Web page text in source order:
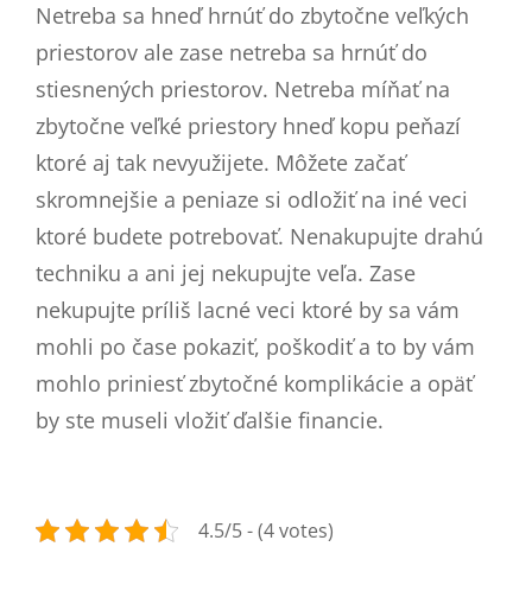
Netreba sa hneď hrnúť do zbytočne veľkých
priestorov ale zase netreba sa hrnúť do
stiesnených priestorov. Netreba míňať na
zbytočne veľké priestory hneď kopu peňazí
ktoré aj tak nevyužijete. Môžete začať
skromnejšie a peniaze si odložiť na iné veci
ktoré budete potrebovať. Nenakupujte drahú
techniku a ani jej nekupujte veľa. Zase
nekupujte príliš lacné veci ktoré by sa vám
mohli po čase pokaziť, poškodiť a to by vám
mohlo priniesť zbytočné komplikácie a opäť
by ste museli vložiť ďalšie financie.
4.5/5 - (4 votes)